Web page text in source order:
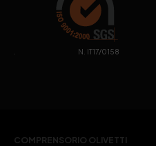
. N. IT17/0158
COMPRENSORIO OLIVETTI